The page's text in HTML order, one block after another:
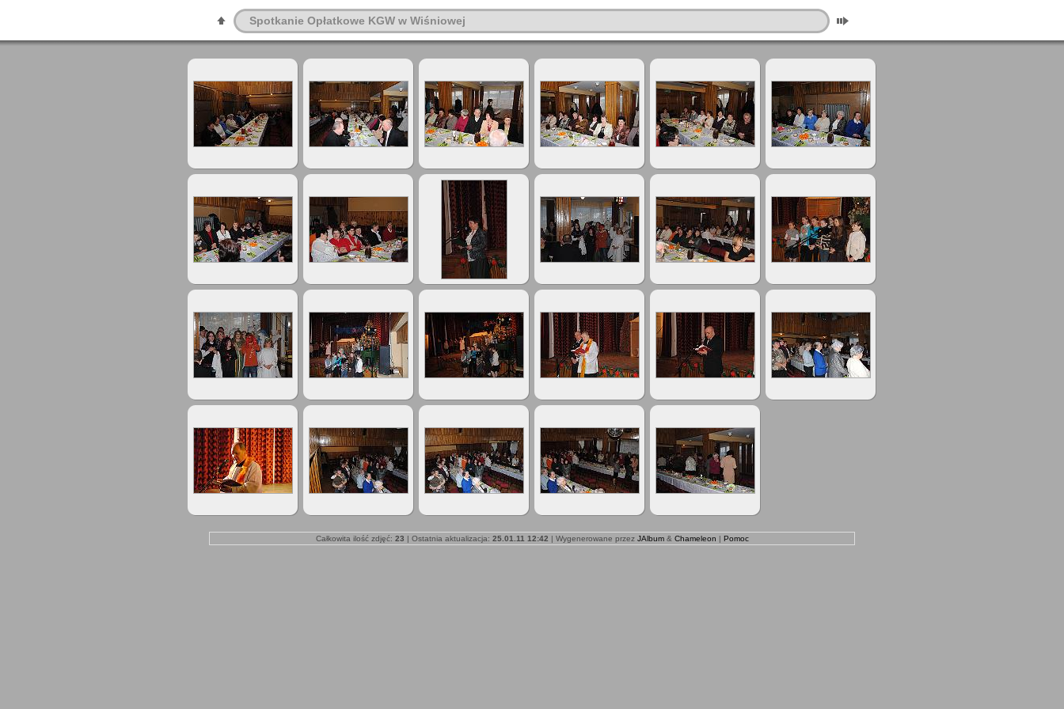
Spotkanie Opłatkowe KGW w Wiśniowej
Całkowita ilość zdjęć: 23 | Ostatnia aktualizacja: 25.01.11 12:42 | Wygenerowane przez JAlbum& Chameleon | Pomoc